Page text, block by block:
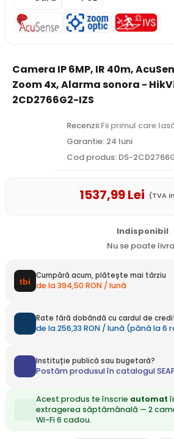
Camera IP 6MP, IR 40m,
Zoom 4x, Alarma sonora -
2CD2766G2-IZS
Recenzii:Fii primul care
Garantie: 24 luni
Cod produs: DS-
1537,99Lei (TVA
Indisponibil
Nu se poate
Cumpără acum, plătește mai târziu
de la 394,50 RON / lună
Rate fără dobândă cu cardul de
de la 256,33 RON / lună (până la 6
Instituție publică sau bugetară?
Postăm produsul în catalogul
Acest produs te înscrie automat
extragerea săptămânală — 2
Wi-Fi 6 cadou.